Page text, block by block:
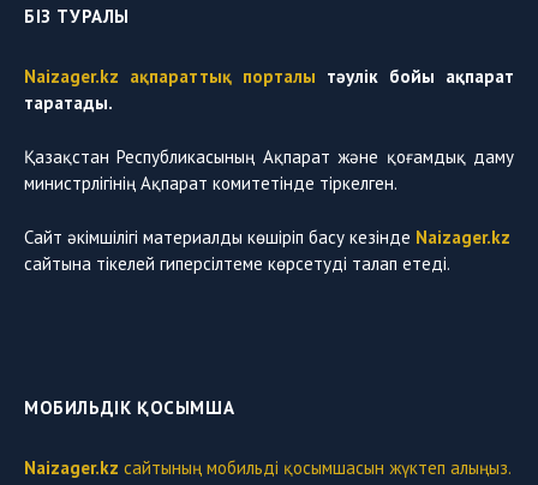
БІЗ ТУРАЛЫ
Naizager.kz ақпараттық порталы тәулік бойы ақпарат
таратады.
Қазақстан Республикасының Ақпарат және қоғамдық даму
министрлігінің Ақпарат комитетінде тіркелген.
Сайт әкімшілігі материалды көшіріп басу кезінде Naizager.kz
сайтына тікелей гиперсілтеме көрсетуді талап етеді.
МОБИЛЬДІК ҚОСЫМША
Naizager.kz сайтының мобильді қосымшасын жүктеп алыңыз.